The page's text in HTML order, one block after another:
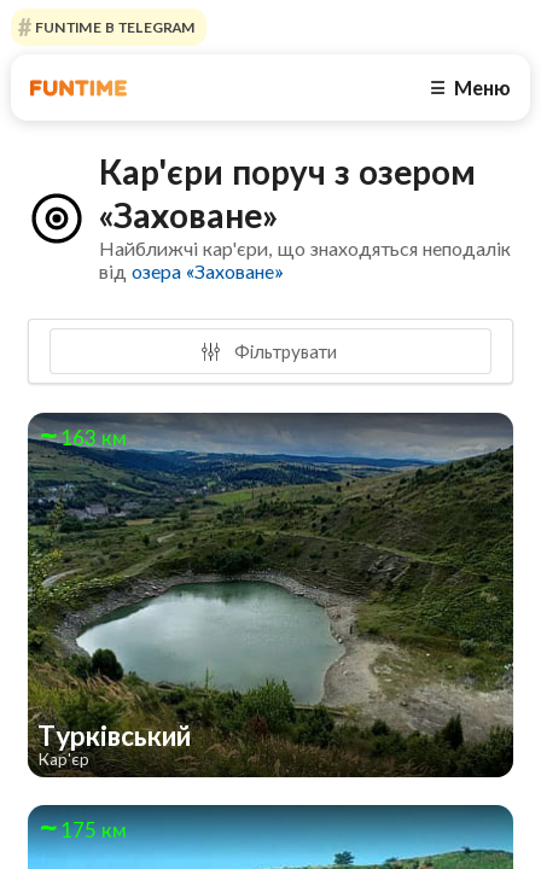
FUNTIME В TELEGRAM
☰ Меню
Кар'єри поруч з озером
«Заховане»
Найближчі кар'єри, що знаходяться неподалік
відозера «Заховане»
Фільтрувати
163 км
Турківський
Кар'єр
175 км